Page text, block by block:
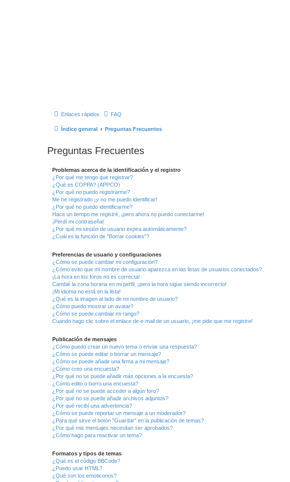
Enlaces rápidos FAQ
Índice general Preguntas Frecuentes
Preguntas Frecuentes
Problemas acerca de la identificación y el registro
¿Por qué me tengo que registrar?
¿Qué es COPPA? (APPCO)
¿Por qué no puedo registrarme?
Me he registrado ¡y no me puedo identificar!
¿Por qué no puedo identificarme?
Hace un tiempo me registré, ¡pero ahora no puedo conectarme!
¡Perdí mi contraseña!
¿Por qué mi sesión de usuario expira automáticamente?
¿Cuál es la función de "Borrar cookies"?
Preferencias de usuario y configuraciones
¿Cómo se puede cambiar mi configuración?
¿Cómo evito que mi nombre de usuario aparezca en las listas de usuarios conectados?
¡La hora en los foros no es correcta!
Cambié la zona horaria en mi perfil, ¡pero la hora sigue siendo incorrecto!
¡Mi idioma no está en la lista!
¿Qué es la imagen al lado de mi nombre de usuario?
¿Cómo puedo mostrar un avatar?
¿Cómo se puede cambiar mi rango?
Cuando hago clic sobre el enlace de e-mail de un usuario, ¡me pide que me registre!
Publicación de mensajes
¿Cómo puedo crear un nuevo tema o enviar una respuesta?
¿Cómo se puede editar o borrar un mensaje?
¿Cómo se puede añadir una firma a mi mensaje?
¿Cómo creo una encuesta?
¿Por qué no se puede añadir más opciones a la encuesta?
¿Cómo edito o borro una encuesta?
¿Por qué no se puede acceder a algún foro?
¿Por qué no se puede añadir archivos adjuntos?
¿Por qué recibí una advertencia?
¿Cómo se puede reportar un mensaje a un moderador?
¿Para qué sirve el botón "Guardar" en la publicación de temas?
¿Por qué mis mensajes necesitan ser aprobados?
¿Cómo hago para reactivar un tema?
Formatos y tipos de temas
¿Qué es el código BBCode?
¿Puedo usar HTML?
¿Qué son los emoticonos?